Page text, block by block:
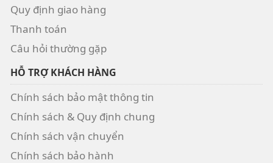
Quy định giao hàng
Thanh toán
Câu hỏi thường gặp
HỖ TRỢ KHÁCH HÀNG
Chính sách bảo mật thông tin
Chính sách & Quy định chung
Chính sách vận chuyển
Chính sách bảo hành